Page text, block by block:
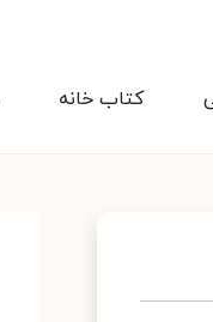
کتاب خانه